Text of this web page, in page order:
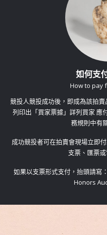
如何支
How to pay
競投人競投成功後，即成為該拍
列印出「買家票據」詳列買家 應
務規則中有
成功競投者可在拍賣會現場立即
支票、匯票
如果以支票形式支付，抬頭請寫
Honors